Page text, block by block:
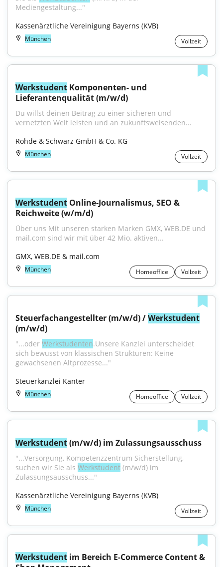
Mediengestaltung..."
Kassenärztliche Vereinigung Bayerns (KVB)
München Vollzeit
Werkstudent Komponenten- und
Lieferantenqualität (m/w/d)
Du willst deinen Beitrag zu einer sicheren und
vernetzten Welt leisten und an zukunftsweisenden...
Rohde & Schwarz GmbH & Co. KG
München Vollzeit
Werkstudent Online-Journalismus, SEO &
Reichweite (w/m/d)
Über uns Mit unseren starken Marken GMX, WEB.DE und
mail.com sind wir mit über 42 Mio. aktiven...
GMX, WEB.DE & mail.com
München Homeoffice Vollzeit
Steuerfachangestellter (m/w/d) / Werkstudent
(m/w/d)
"...oder Werkstudenten.Unsere Kanzlei unterscheidet
sich bewusst von klassischen Strukturen: Keine
gewachsenen Altprozesse..."
Steuerkanzlei Kanter
München Homeoffice Vollzeit
Werkstudent (m/w/d) im Zulassungsausschuss
"...Versorgung, Kompetenzzentrum Sicherstellung,
suchen wir Sie als Werkstudent (m/w/d) im
Zulassungsausschuss..."
Kassenärztliche Vereinigung Bayerns (KVB)
München Vollzeit
Werkstudent im Bereich E-Commerce Content &